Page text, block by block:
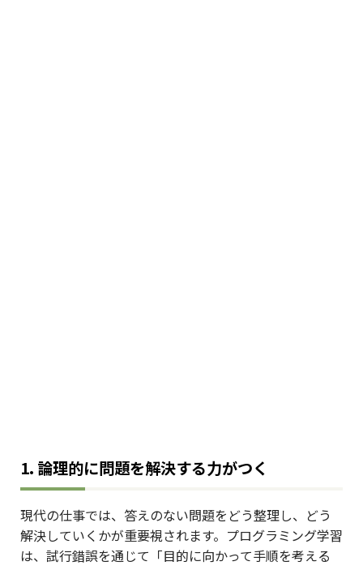
1. 論理的に問題を解決する力がつく
現代の仕事では、答えのない問題をどう整理し、どう
解決していくかが重要視されます。プログラミング学習
は、試行錯誤を通じて「目的に向かって手順を考える